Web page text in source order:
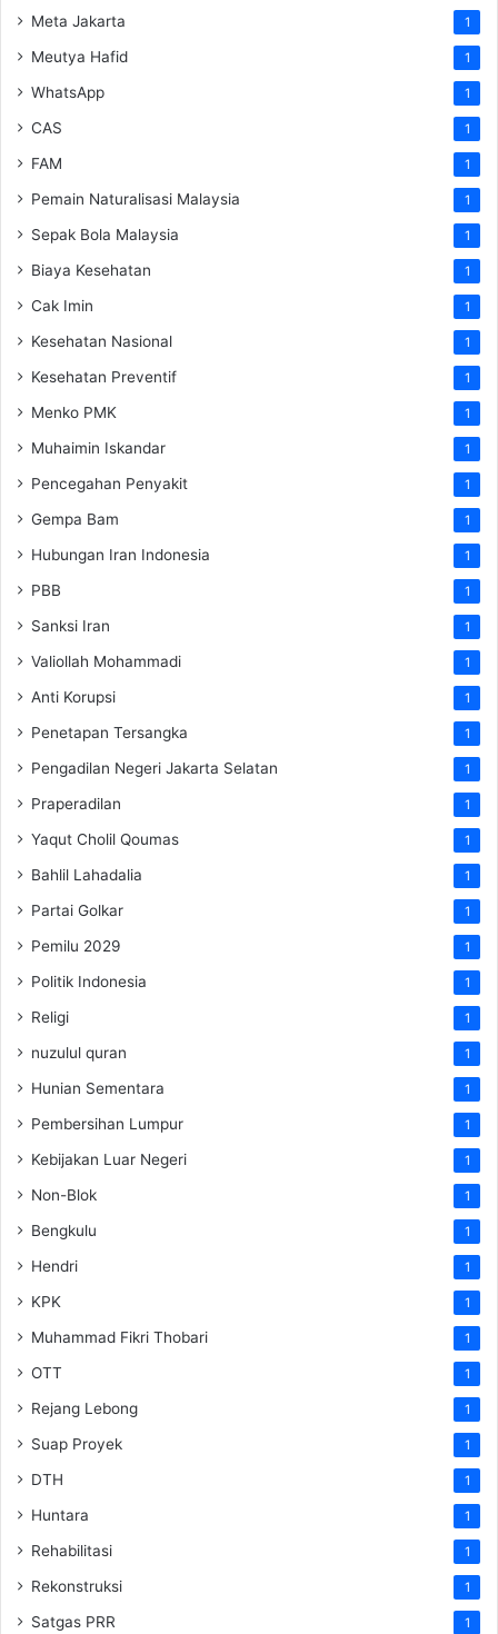
Meta Jakarta 1
Meutya Hafid 1
WhatsApp 1
CAS 1
FAM 1
Pemain Naturalisasi Malaysia 1
Sepak Bola Malaysia 1
Biaya Kesehatan 1
Cak Imin 1
Kesehatan Nasional 1
Kesehatan Preventif 1
Menko PMK 1
Muhaimin Iskandar 1
Pencegahan Penyakit 1
Gempa Bam 1
Hubungan Iran Indonesia 1
PBB 1
Sanksi Iran 1
Valiollah Mohammadi 1
Anti Korupsi 1
Penetapan Tersangka 1
Pengadilan Negeri Jakarta Selatan 1
Praperadilan 1
Yaqut Cholil Qoumas 1
Bahlil Lahadalia 1
Partai Golkar 1
Pemilu 2029 1
Politik Indonesia 1
Religi 1
nuzulul quran 1
Hunian Sementara 1
Pembersihan Lumpur 1
Kebijakan Luar Negeri 1
Non-Blok 1
Bengkulu 1
Hendri 1
KPK 1
Muhammad Fikri Thobari 1
OTT 1
Rejang Lebong 1
Suap Proyek 1
DTH 1
Huntara 1
Rehabilitasi 1
Rekonstruksi 1
Satgas PRR 1